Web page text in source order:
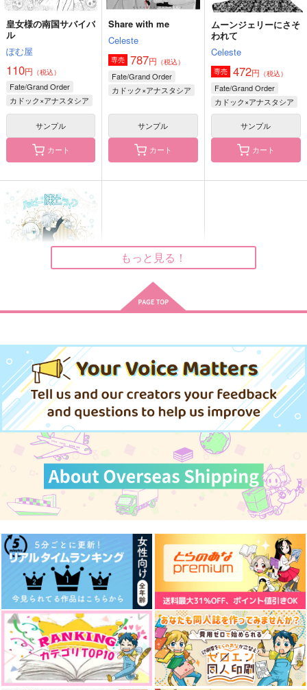
余暇
1,257 円（税込）
カドック・ゼムルプス
サンプル
作品詳細
litania.
770円（税込）
カドック・ゼムルプス
サンプル
作品詳細
call me
March Rabbit
440円（税込）
藤丸立香×カドック
サンプル
作品詳細
ハッピー凍土ライフ
ぽむ屋
（税込）
カドック×アナスタシア
サンプル
作品詳細
皇女様の南国サバイバ
ル
ぽむ屋
110円 （税込）
Fate/Grand Order
カドック×アナスタシア
サンプル
カート
Share with me
Celeste
専売 787円 （税込）
Fate/Grand Order
カドック×アナスタシア
サンプル
カート
ムーンジェリーにさそ
われて
Celeste
専売 472円 （税込）
Fate/Grand Order
カドック×アナスタシア
サンプル
カート
ぽむ屋
770円（税込）
Fate/Grand Order
カドック×アナスタシア
サンプル
カート
もっと見る！